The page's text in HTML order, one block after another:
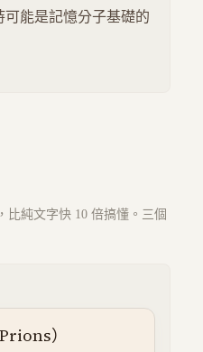
能是記憶分子基礎的
比純文字快 10 倍搞懂。三個
）